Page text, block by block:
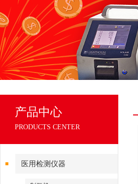
产品中心
PRODUCTS CENTER
医用检测仪器